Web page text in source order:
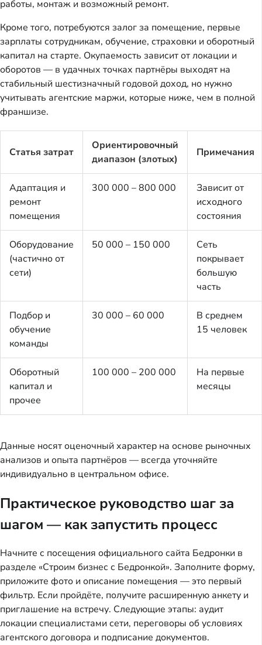
работы, монтаж и возможный ремонт.
Кроме того, потребуются залог за помещение, первые
зарплаты сотрудникам, обучение, страховки и оборотный
капитал на старте. Окупаемость зависит от локации и
оборотов — в удачных точках партнёры выходят на
стабильный шестизначный годовой доход, но нужно
учитывать агентские маржи, которые ниже, чем в полной
франшизе.
Статья затрат
Ориентировочный
диапазон (злотых)
Примечания
Адаптация и
ремонт
помещения
300 000 – 800 000
Зависит от
исходного
состояния
Оборудование
(частично от
сети)
50 000 – 150 000
Сеть
покрывает
большую
часть
Подбор и
обучение
команды
30 000 – 60 000
В среднем
15 человек
Оборотный
капитал и
прочее
100 000 – 200 000
На первые
месяцы
Данные носят оценочный характер на основе рыночных
анализов и опыта партнёров — всегда уточняйте
индивидуально в центральном офисе.
Практическое руководство шаг за
шагом — как запустить процесс
Начните с посещения официального сайта Бедронки в
разделе «Строим бизнес с Бедронкой». Заполните форму,
приложите фото и описание помещения — это первый
фильтр. Если пройдёте, получите расширенную анкету и
приглашение на встречу. Следующие этапы: аудит
локации специалистами сети, переговоры об условиях
агентского договора и подписание документов.